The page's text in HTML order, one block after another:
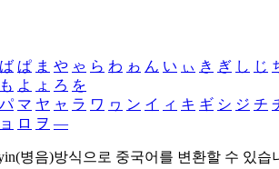
ば ぱ ま や ゃ ら わ ゎ ん い ぃ き ぎ し じ
も よ ょ ろ を
パ マ ヤ ャ ラ ワ ヮ ン イ ィ キ ギ シ ジ チ
ョ ロ ヲ ―
병음)방식으로 중국어를 변환할 수 있습